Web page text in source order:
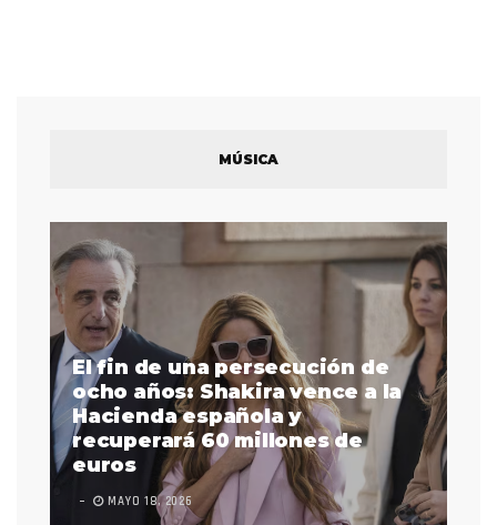
MÚSICA
El fin de una persecución de
ocho años: Shakira vence a la
Hacienda española y
recuperará 60 millones de
euros
MAYO 18, 2026